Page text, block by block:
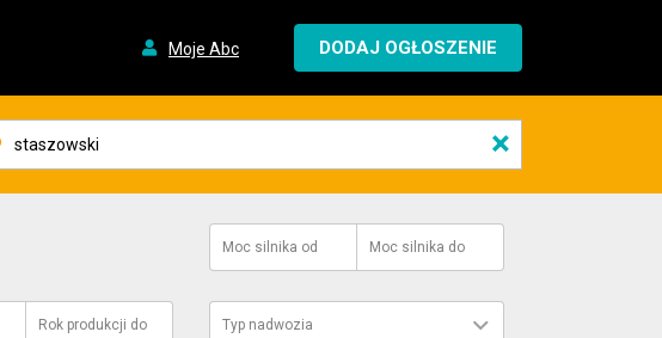
Moje Abc DODAJ OGŁOSZENIE
×
Moc silnika od Moc silnika do
Rok produkcji do Typ nadwozia